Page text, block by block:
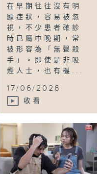
在早期往往沒有明
顯症狀，容易被忽
視，不少患者確診
時已屬中晚期，常
被形容為「無聲殺
手」。即使是非吸
煙人士，也有機...
17/06/2026
收看